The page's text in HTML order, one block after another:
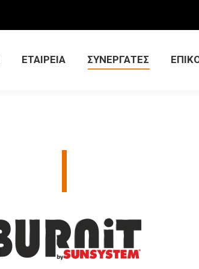
ΕΤΑΙΡΕΙΑ ΣΥΝΕΡΓΑΤΕΣ